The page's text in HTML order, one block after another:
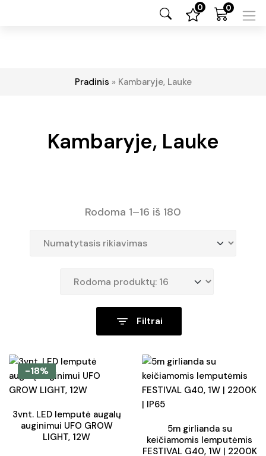
0 0
Pradinis » Kambaryje, Lauke
Kambaryje, Lauke
Rodoma 1–16 iš 180
Filtrai
-18%
3vnt. LED lemputė augalų
auginimui UFO GROW
LIGHT, 12W
5m girlianda su
keičiamomis lemputėmis
FESTIVAL G40, 1W | 2200K